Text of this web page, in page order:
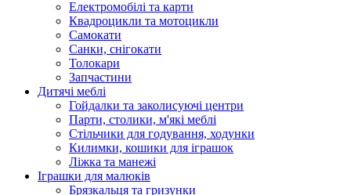
Електромобілі та карти
Квадроцикли та мотоцикли
Самокати
Санки, снігокати
Толокари
Запчастини
Дитячі меблі
Гойдалки та заколисуючі центри
Парти, столики, м'які меблі
Стільчики для годування, ходунки
Килимки, кошики для іграшок
Ліжка та манежі
Іграшки для малюків
Брязкальця та гризунки